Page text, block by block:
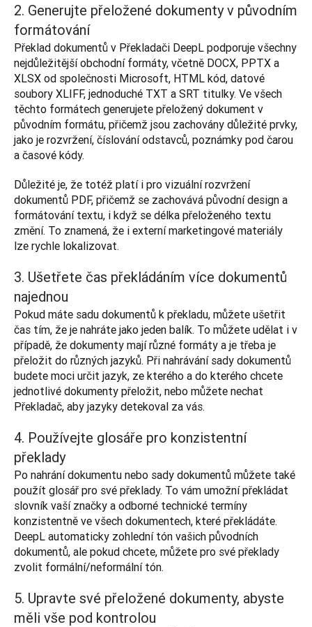
2. Generujte přeložené dokumenty v původním
formátování
Překlad dokumentů v Překladači DeepL podporuje všechny
nejdůležitější obchodní formáty, včetně DOCX, PPTX a
XLSX od společnosti Microsoft, HTML kód, datové
soubory XLIFF, jednoduché TXT a SRT titulky. Ve všech
těchto formátech generujete přeložený dokument v
původním formátu, přičemž jsou zachovány důležité prvky,
jako je rozvržení, číslování odstavců, poznámky pod čarou
a časové kódy.
Důležité je, že totéž platí i pro vizuální rozvržení
dokumentů PDF, přičemž se zachovává původní design a
formátování textu, i když se délka přeloženého textu
změní. To znamená, že i externí marketingové materiály
lze rychle lokalizovat.
3. Ušetřete čas překládáním více dokumentů
najednou
Pokud máte sadu dokumentů k překladu, můžete ušetřit
čas tím, že je nahráte jako jeden balík. To můžete udělat i v
případě, že dokumenty mají různé formáty a je třeba je
přeložit do různých jazyků. Při nahrávání sady dokumentů
budete moci určit jazyk, ze kterého a do kterého chcete
jednotlivé dokumenty přeložit, nebo můžete nechat
Překladač, aby jazyky detekoval za vás.
4. Používejte glosáře pro konzistentní
překlady
Po nahrání dokumentu nebo sady dokumentů můžete také
použít glosář pro své překlady. To vám umožní překládat
slovník vaší značky a odborné technické termíny
konzistentně ve všech dokumentech, které překládáte.
DeepL automaticky zohlední tón vašich původních
dokumentů, ale pokud chcete, můžete pro své překlady
zvolit formální/neformální tón.
5. Upravte své přeložené dokumenty, abyste
měli vše pod kontrolou